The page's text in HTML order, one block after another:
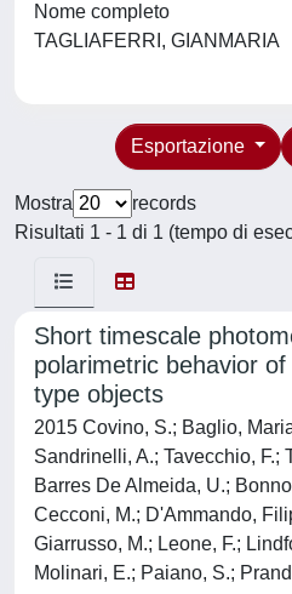
Nome completo
TAGLIAFERRI, GIANMARIA
Esportazione
Mostra
records
Risultati 1 - 1 di 1 (tempo di
Short timescale
polarimetric behavior
type objects
2015 Covino, S.; Baglio,
Sandrinelli, A.; Tavecchio, F.;
Barres De Almeida, U.;
Cecconi, M.; D'Ammando,
Giarrusso, M.; Leone, F.;
Molinari, E.; Paiano, S.;